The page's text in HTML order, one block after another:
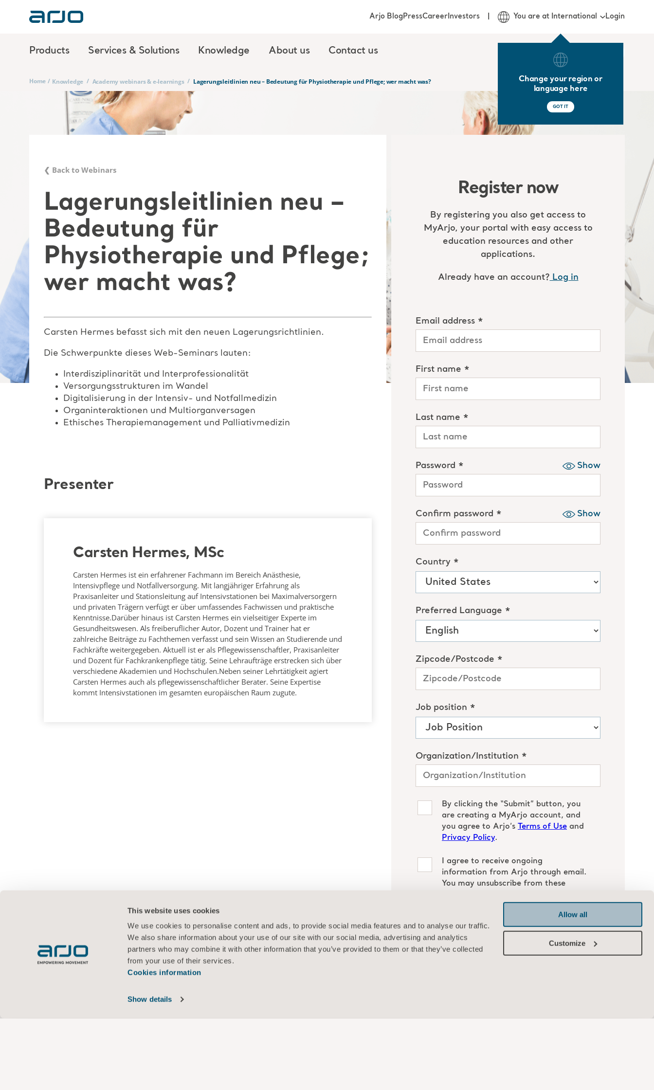
This website uses cookies
We use cookies to personalise content and ads, to provide social media features and to analyse our traffic.
We also share information about your use of our site with our social media, advertising and analytics
partners who may combine it with other information that you’ve provided to them or that they’ve collected
from your use of their services.
Cookies information
Show details
Allow all
Customize
Products Services & Solutions Knowledge About us Contact us
Arjo BlogPressCareerInvestors You are at International
Change your region or
language here
GOT IT
Login
Home / Knowledge / Academy webinars & e-learnings / Lagerungsleitlinien neu – Bedeutung für Physiotherapie und Pflege; wer macht was?
❮ Back to Webinars
Lagerungsleitlinien neu –
Bedeutung für
Physiotherapie und Pflege;
wer macht was?
Carsten Hermes befasst sich mit den neuen Lagerungsrichtlinien.
Die Schwerpunkte dieses Web-Seminars lauten:
Interdisziplinarität und Interprofessionalität
Versorgungsstrukturen im Wandel
Digitalisierung in der Intensiv- und Notfallmedizin
Organinteraktionen und Multiorganversagen
Ethisches Therapiemanagement und Palliativmedizin
Presenter
Carsten Hermes, MSc
Carsten Hermes ist ein erfahrener Fachmann im Bereich Anästhesie,
Intensivpflege und Notfallversorgung. Mit langjähriger Erfahrung als
Praxisanleiter und Stationsleitung auf Intensivstationen bei Maximalversorgern
und privaten Trägern verfügt er über umfassendes Fachwissen und praktische
Kenntnisse.Darüber hinaus ist Carsten Hermes ein vielseitiger Experte im
Gesundheitswesen. Als freiberuflicher Autor, Dozent und Trainer hat er
zahlreiche Beiträge zu Fachthemen verfasst und sein Wissen an Studierende und
Fachkräfte weitergegeben. Aktuell ist er als Pflegewissenschaftler, Praxisanleiter
und Dozent für Fachkrankenpflege tätig. Seine Lehraufträge erstrecken sich über
verschiedene Akademien und Hochschulen.Neben seiner Lehrtätigkeit agiert
Carsten Hermes auch als pflegewissenschaftlicher Berater. Seine Expertise
kommt Intensivstationen im gesamten europäischen Raum zugute.